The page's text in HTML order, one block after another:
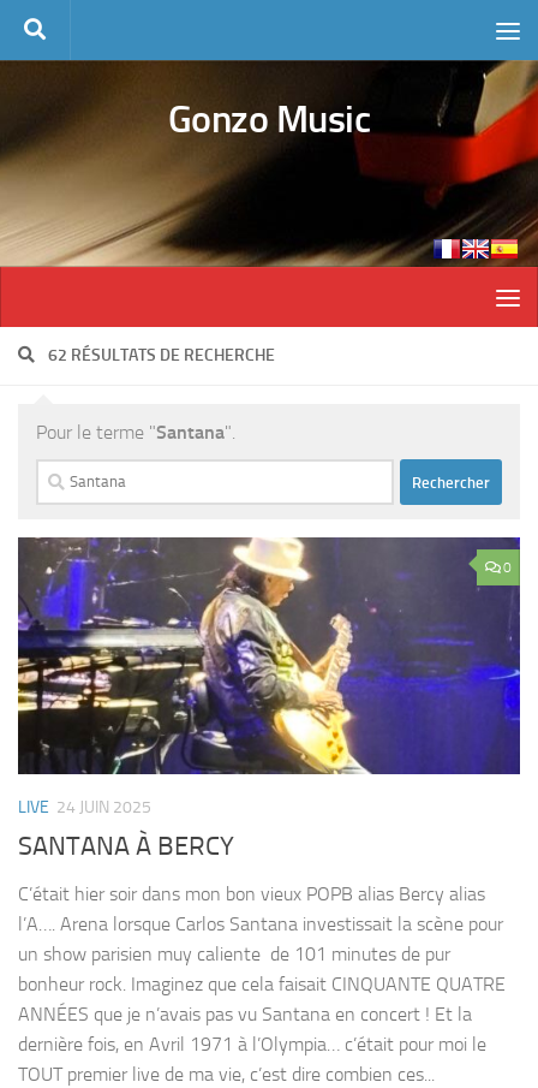
Skip to content
Gonzo Music
62 RÉSULTATS DE RECHERCHE
Pour le terme "Santana".
Rechercher :
0
LIVE 24 JUIN 2025
SANTANA À BERCY
C’était hier soir dans mon bon vieux POPB alias Bercy alias
l’A…. Arena lorsque Carlos Santana investissait la scène pour
un show parisien muy caliente de 101 minutes de pur
bonheur rock. Imaginez que cela faisait CINQUANTE QUATRE
ANNÉES que je n’avais pas vu Santana en concert ! Et la
dernière fois, en Avril 1971 à l’Olympia… c’était pour moi le
TOUT premier live de ma vie, c’est dire combien ces...